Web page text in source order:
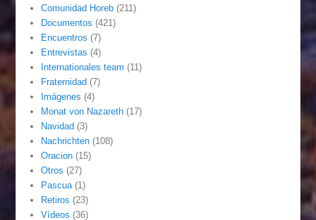
Comunidad Horeb (211)
Documentos (421)
Encuentros (7)
Entrevistas (4)
Internationales team (11)
Fraternidad (7)
Imágenes (4)
Monat von Nazareth (17)
Navidad (3)
Nachrichten (108)
Oracion (15)
Otros (27)
Pascua(1)
Retiros (23)
Vídeos (36)